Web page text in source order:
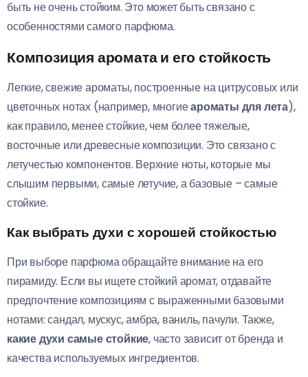
быть не очень стойким. Это может быть связано с
особенностями самого парфюма.
Композиция аромата и его стойкость
Легкие, свежие ароматы, построенные на цитрусовых или
цветочных нотах (например, многиеароматы для лета),
как правило, менее стойкие, чем более тяжелые,
восточные или древесные композиции. Это связано с
летучестью компонентов. Верхние ноты, которые мы
слышим первыми, самые летучие, а базовые – самые
стойкие.
Как выбрать духи с хорошей стойкостью
При выборе парфюма обращайте внимание на его
пирамиду. Если вы ищете стойкий аромат, отдавайте
предпочтение композициям с выраженными базовыми
нотами: сандал, мускус, амбра, ваниль, пачули. Также,
какие духи самые стойкие, часто зависит от бренда и
качества используемых ингредиентов.